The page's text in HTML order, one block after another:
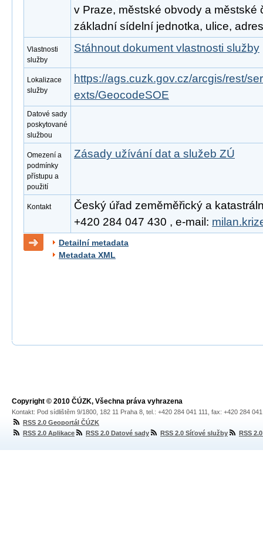
v Praze, městské obvody a městské
základní sídelní jednotka, ulice,
Vlastnosti
služby
Stáhnout dokument vlastnosti služby
Lokalizace
služby
https://ags.cuzk.gov.cz/arcgis/rest/
exts/GeocodeSOE
Datové sady
poskytované
službou
Omezení a
podmínky
přístupu a
použití
Zásady užívání dat a služeb ZÚ
Kontakt
Český úřad zeměměřický a
+420 284 047 430 , e-mail:
Detailní metadata
Metadata XML
Copyright © 2010 ČÚZK, Všechna práva vyhrazena
Kontakt: Pod sídlištěm 9/1800, 182 11 Praha 8, tel.: +420 284 041 111, fax: +420 284
RSS 2.0 Geoportál ČÚZK
RSS 2.0 Aplikace
RSS 2.0 Datové sady RSS 2.0 Síťové služby RSS